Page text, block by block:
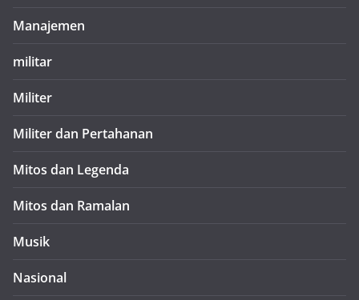
Manajemen
militar
Militer
Militer dan Pertahanan
Mitos dan Legenda
Mitos dan Ramalan
Musik
Nasional